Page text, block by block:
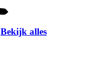
Bekijk alles